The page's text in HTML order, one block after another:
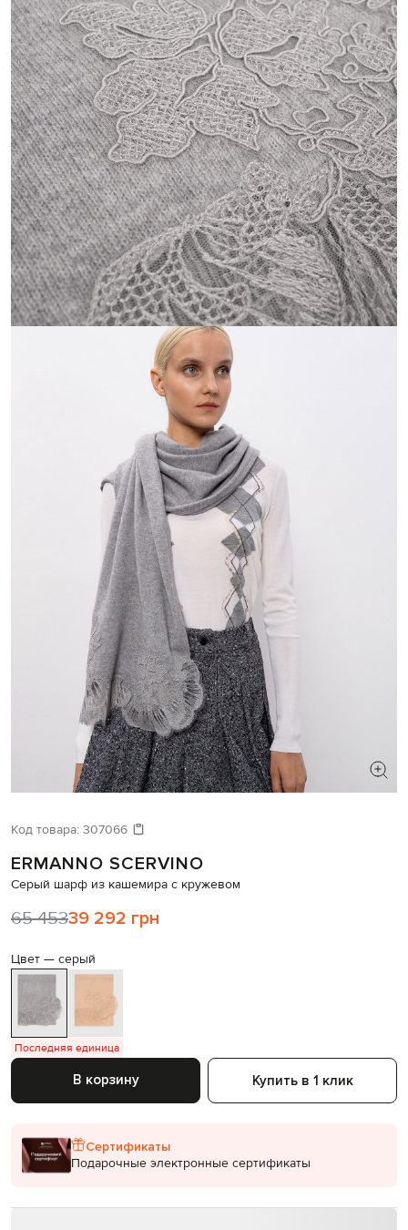
Давайте подберем что-то еще
Похожие товары
Код товара: 307066
ERMANNO SCERVINO
Серый шарф из кашемира с кружевом
65 45339 292 грн
Цвет — серый
Последняя единица
В корзину Купить в 1 клик
Сертификаты
Подарочные электронные сертификаты